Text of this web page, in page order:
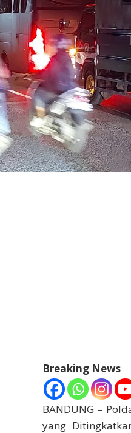
Breaking News
BANDUNG –
yang